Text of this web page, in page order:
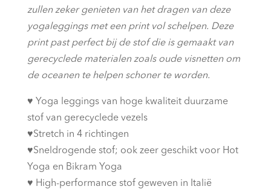
zullen zeker genieten van het dragen van deze
yogaleggings met een print vol schelpen. Deze
print past perfect bij de stof die is gemaakt van
gerecyclede materialen zoals oude visnetten om
de oceanen te helpen schoner te worden.
♥︎ Yoga leggings van hoge kwaliteit duurzame
stof van gerecyclede vezels
♥︎Stretch in 4 richtingen
♥︎Sneldrogende stof; ook zeer geschikt voor Hot
Yoga en Bikram Yoga
♥︎ High-performance stof geweven in Italië